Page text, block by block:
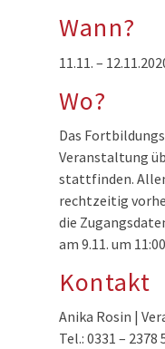
Wann?
11.11. –
Wo?
Das
Veranstaltung
stattfinden.
rechtzeitig
die
am 9.11. um
Kontakt
Anika Rosin |
Tel.: 0331 – 2378